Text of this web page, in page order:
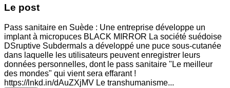
Le post
Pass sanitaire en Suède : Une entreprise développe un
implant à micropuces BLACK MIRROR La société suédoise
DSruptive Subdermals a développé une puce sous-cutanée
dans laquelle les utilisateurs peuvent enregistrer leurs
données personnelles, dont le pass sanitaire "Le meilleur
des mondes" qui vient sera effarant !
https://lnkd.in/dAuZXjMV Le transhumanisme...